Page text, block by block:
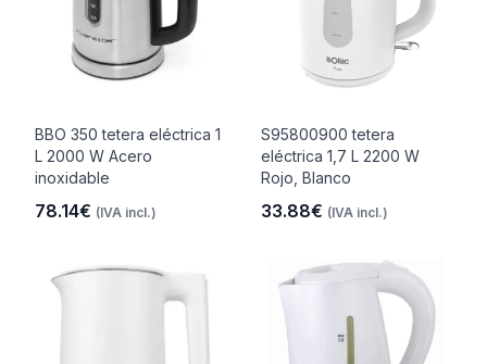
BBO 350 tetera eléctrica 1
L 2000 W Acero
inoxidable
78.14€ (IVA incl.)
S95800900 tetera
eléctrica 1,7 L 2200 W
Rojo, Blanco
33.88€ (IVA incl.)